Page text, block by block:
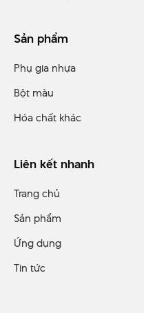
Sản phẩm
Phụ gia nhựa
Bột màu
Hóa chất khác
Liên kết nhanh
Trang chủ
Sản phẩm
Ứng dụng
Tin tức